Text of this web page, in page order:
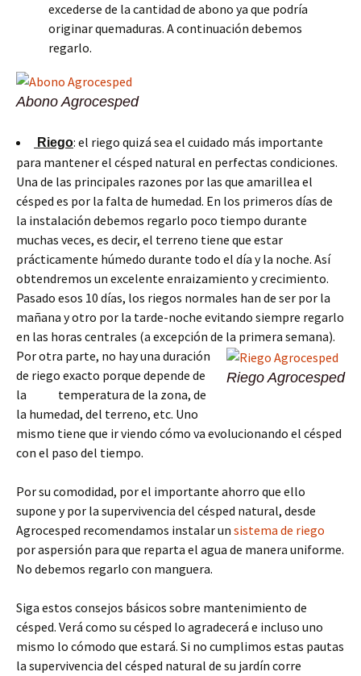
excederse de la cantidad de abono ya que podría
originar quemaduras. A continuación debemos
regarlo.
Abono Agrocesped
Riego: el riego quizá sea el cuidado más importante
para mantener el césped natural en perfectas condiciones.
Una de las principales razones por las que amarillea el
césped es por la falta de humedad. En los primeros días de
la instalación debemos regarlo poco tiempo durante
muchas veces, es decir, el terreno tiene que estar
prácticamente húmedo durante todo el día y la noche. Así
obtendremos un excelente enraizamiento y crecimiento.
Pasado esos 10 días, los riegos normales han de ser por la
mañana y otro por la tarde-noche evitando siempre regarlo
en las horas centrales (a excepción de la primera semana).
Riego Agrocesped
Por otra parte, no hay una duración
de riego exacto porque depende de
la temperatura de la zona, de
la humedad, del terreno, etc. Uno
mismo tiene que ir viendo cómo va evolucionando el césped
con el paso del tiempo.
Por su comodidad, por el importante ahorro que ello
supone y por la supervivencia del césped natural, desde
Agrocesped recomendamos instalar un sistema de riego
por aspersión para que reparta el agua de manera uniforme.
No debemos regarlo con manguera.
Siga estos consejos básicos sobre mantenimiento de
césped. Verá como su césped lo agradecerá e incluso uno
mismo lo cómodo que estará. Si no cumplimos estas pautas
la supervivencia del césped natural de su jardín corre